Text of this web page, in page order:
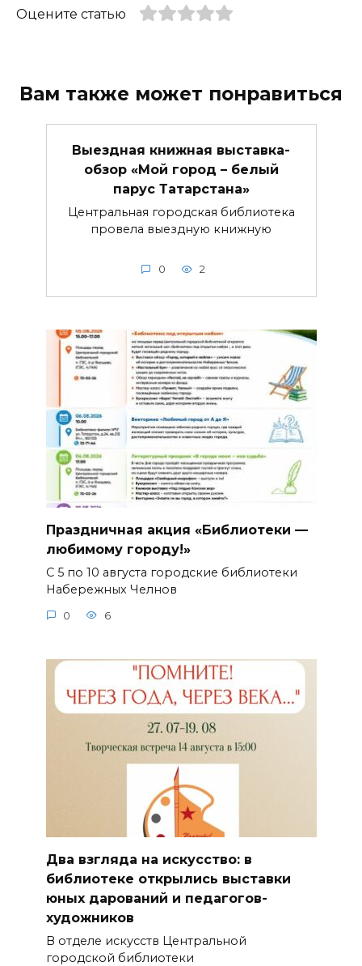
Оцените статью
Вам также может понравиться
Выездная книжная выставка-
обзор «Мой город – белый
парус Татарстана»
Центральная городская библиотека
провела выездную книжную
0 2
Праздничная акция «Библиотеки —
любимому городу!»
С 5 по 10 августа городские библиотеки
Набережных Челнов
0 6
Два взгляда на искусство: в
библиотеке открылись выставки
юных дарований и педагогов-
художников
В отделе искусств Центральной
городской библиотеки